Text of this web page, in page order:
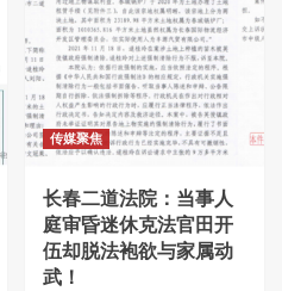
传媒聚焦
长春二道法院：当事人
庭审昏迷休克法官田开
伍却脱法袍欲与家属动
武！